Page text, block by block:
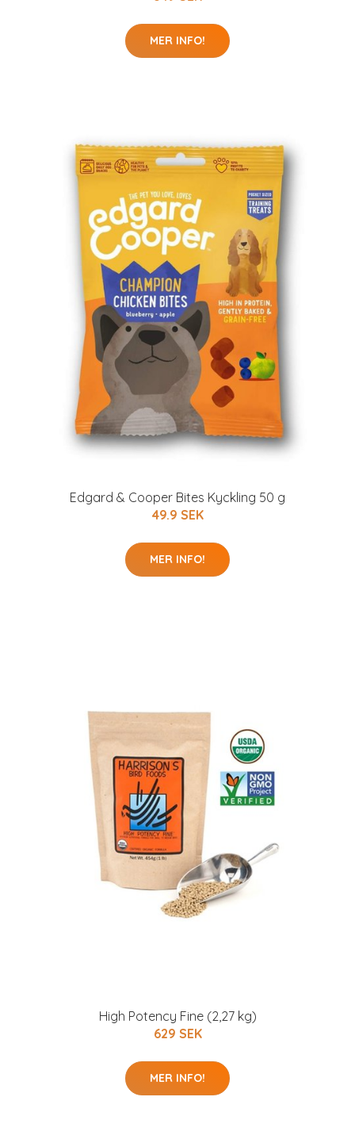
MER INFO!
Edgard & Cooper Bites Kyckling 50 g
49.9 SEK
MER INFO!
High Potency Fine (2,27 kg)
629 SEK
MER INFO!